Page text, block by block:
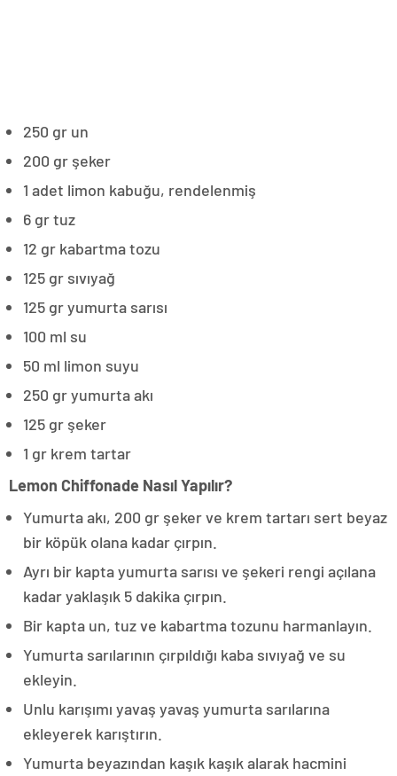
250 gr un
200 gr şeker
1 adet limon kabuğu, rendelenmiş
6 gr tuz
12 gr kabartma tozu
125 gr sıvıyağ
125 gr yumurta sarısı
100 ml su
50 ml limon suyu
250 gr yumurta akı
125 gr şeker
1 gr krem tartar
Lemon Chiffonade Nasıl Yapılır?
Yumurta akı, 200 gr şeker ve krem tartarı sert beyaz
bir köpük olana kadar çırpın.
Ayrı bir kapta yumurta sarısı ve şekeri rengi açılana
kadar yaklaşık 5 dakika çırpın.
Bir kapta un, tuz ve kabartma tozunu harmanlayın.
Yumurta sarılarının çırpıldığı kaba sıvıyağ ve su
ekleyin.
Unlu karışımı yavaş yavaş yumurta sarılarına
ekleyerek karıştırın.
Yumurta beyazından kaşık kaşık alarak hacmini